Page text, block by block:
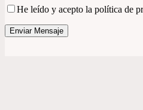
He leído y acepto la política de